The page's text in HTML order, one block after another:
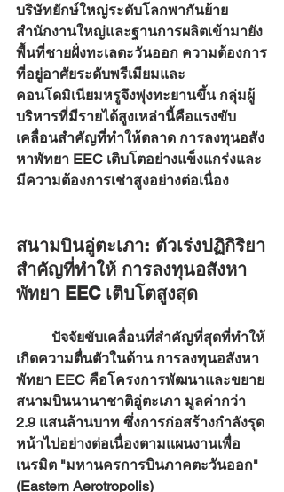
บริษัทยักษ์ใหญ่ระดับโลกพากันย้าย
สำนักงานใหญ่และฐานการผลิตเข้ามายัง
พื้นที่ชายฝั่งทะเลตะวันออก ความต้องการ
ที่อยู่อาศัยระดับพรีเมียมและ
คอนโดมิเนียมหรูจึงพุ่งทะยานขึ้น กลุ่มผู้
บริหารที่มีรายได้สูงเหล่านี้คือแรงขับ
เคลื่อนสำคัญที่ทำให้ตลาด การลงทุนอสัง
หาพัทยา EEC เติบโตอย่างแข็งแกร่งและ
มีความต้องการเช่าสูงอย่างต่อเนื่อง
สนามบินอู่ตะเภา: ตัวเร่งปฏิกิริยา
สำคัญที่ทำให้ การลงทุนอสังหา
พัทยา EEC เติบโตสูงสุด
เกิดความตื่นตัวในด้าน การลงทุนอสังหา
พัทยา EEC คือโครงการพัฒนาและขยาย
สนามบินนานาชาติอู่ตะเภา มูลค่ากว่า
2.9 แสนล้านบาท ซึ่งการก่อสร้างกำลังรุด
หน้าไปอย่างต่อเนื่องตามแผนงานเพื่อ
เนรมิต "มหานครการบินภาคตะวันออก"
(Eastern Aerotropolis)